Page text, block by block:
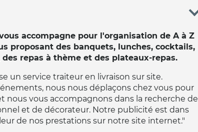
accompagne pour l'organisation de A à Z
proposant des banquets, lunches, cocktails,
repas à thème et des plateaux-repas.
un service traiteur en livraison sur site.
nous nous déplaçons chez vous pour
nous vous accompagnons dans la recherche de
et de décorateur. Notre publicité est dans
de nos prestations sur notre site internet."